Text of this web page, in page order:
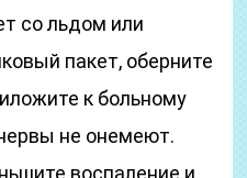
со льдом или
пакет, оберните
к больному
не онемеют.
воспаление и